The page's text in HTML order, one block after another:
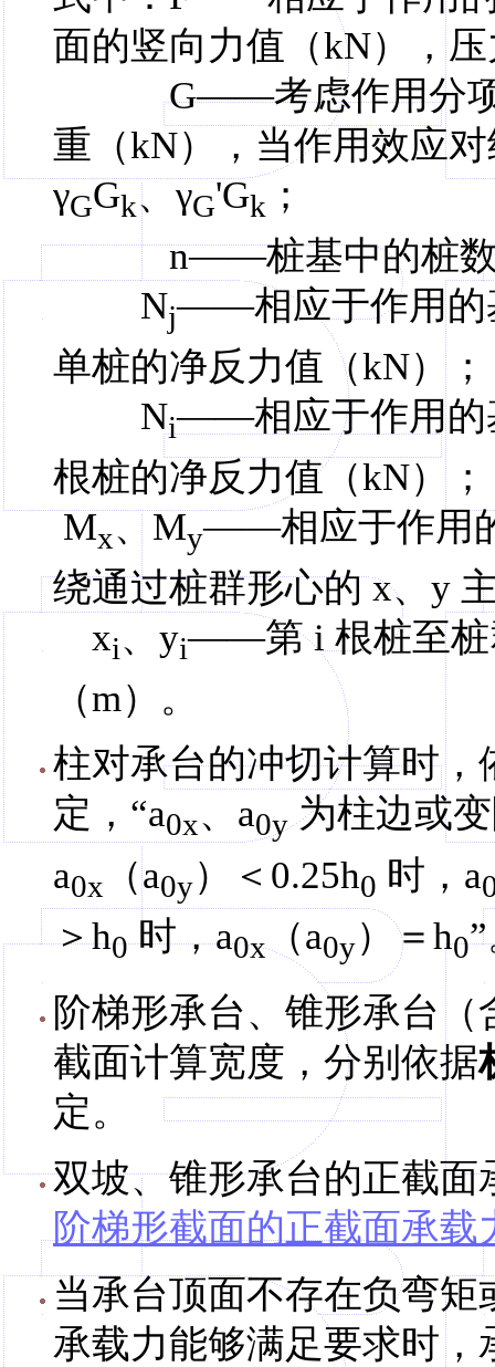
面的竖向力值（kN），
G——考虑作用分项系
重（kN），当作用效应
γGGk、γG'Gk ；
n——桩基中的桩数
Nj——相应于作用的
单桩的净反力值（kN）；
Ni——相应于作用的
根桩的净反力值（kN）；
Mx、My——相应于作用
绕通过桩群形心的 x、y
xi、yi——第 i 根桩至桩
（m）。
柱对承台的冲切计算时，
定，“a0x、a0y为柱边或
a0x （a0y）＜0.25h0 时，a
＞h0时，a0x （a0y）＝h0
阶梯形承台、锥形承台
截面计算宽度，分别依据
定。
双坡、锥形承台的正截面
阶梯形截面的正截面承载
当承台顶面不存在负弯
承载力能够满足要求时